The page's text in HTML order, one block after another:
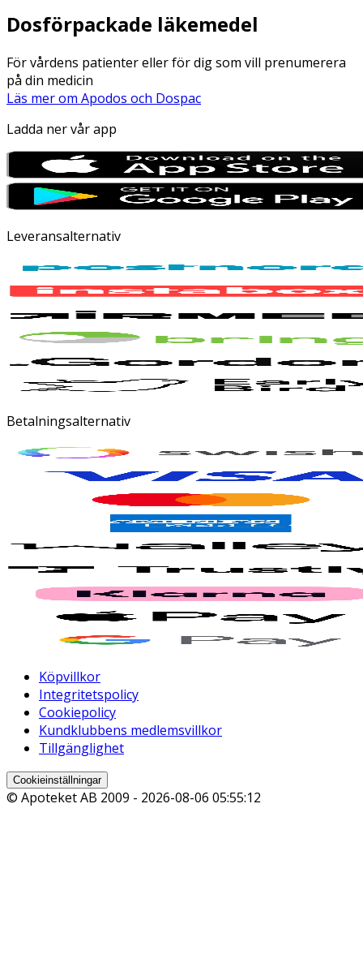
Dosförpackade läkemedel
För vårdens patienter eller för dig som vill prenumerera
på din medicin
Läs mer om Apodos och Dospac
Ladda ner vår app
Leveransalternativ
Betalningsalternativ
Köpvillkor
Integritetspolicy
Cookiepolicy
Kundklubbens medlemsvillkor
Tillgänglighet
Cookieinställningar
© Apoteket AB 2009 - 2026-08-06 05:55:12